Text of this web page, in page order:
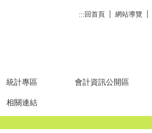
:::回首頁 網站導覽
統計專區 會計資訊公開區
相關連結